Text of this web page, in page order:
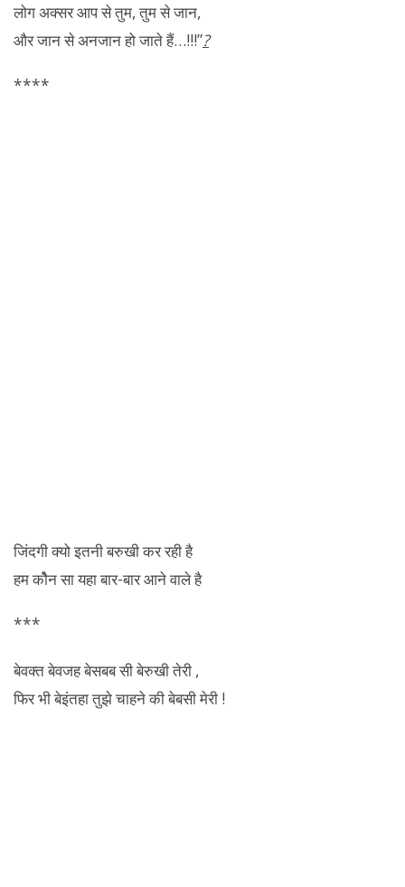
लोग अक्सर आप से तुम, तुम से जान,
और जान से अनजान हो जाते हैं…!!!”?
****
जिंदगी क्यो इतनी बरुखी कर रही है
हम कोैन सा यहा बार-बार आने वाले है
***
बेवक्त बेवजह बेसबब सीबेरुखीतेरी ,
फिर भी बेइंतहा तुझे चाहने की बेबसी मेरी !